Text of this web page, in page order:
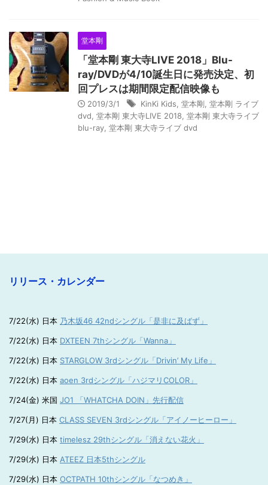
堂本剛
「堂本剛 東大寺LIVE 2018」Blu-
ray/DVDが4/10誕生日に発売決定、初
回プレスは期間限定配信映像も
2019/3/1 KinKi Kids 堂本剛 堂本剛 ライブ
dvd 堂本剛 東大寺LIVE 2018 堂本剛 東大寺ライブ
blu-ray 堂本剛 東大寺ライブ dvd
リリース・カレンダー
7/22(水) 日本 乃木坂46 42ndシングル「是非に及ばず」
7/22(水) 日本 DXTEEN 7thシングル「Wanna」
7/22(水) 日本 STARGLOW 3rdシングル「Drivin’ My Life」
7/22(水) 日本 aoen 3rdシングル「ハジマリCOLOR」
7/24(金) 米国 JO1 「WHATCHA DOIN」先行配信
7/27(月) 日本 CLASS SEVEN 3rdシングル「アイノーヒーロー」
7/29(水) 日本 timelesz 29thシングル「消えない花火」
7/29(水) 日本 ATEEZ 日本5thシングル
7/29(水) 日本 OCTPATH 10thシングル「なつめき」